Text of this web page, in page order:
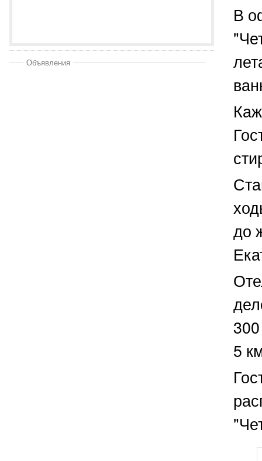
Объявления
В
до
5